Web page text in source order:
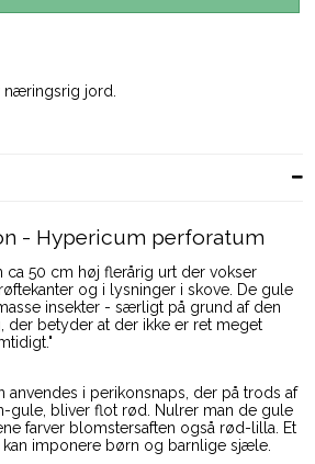
næringsrig jord.
- Hypericum perforatum
ca 50 cm høj flerårig urt der vokser
og i lysninger i skove. De gule
insekter - særligt på grund af den
der betyder at der ikke er ret meget
anvendes i perikonsnaps, der på trods af
gule, bliver flot rød. Nulrer man de gule
farver blomstersaften også rød-lilla. Et
imponere børn og barnlige sjæle.